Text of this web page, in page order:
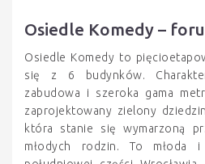
Osiedle Komedy –
Osiedle Komedy to
się z 6 budynków.
zabudowa i szeroka gama
zaprojektowany zielony
która stanie się wymarzoną
młodych rodzin. To młoda i